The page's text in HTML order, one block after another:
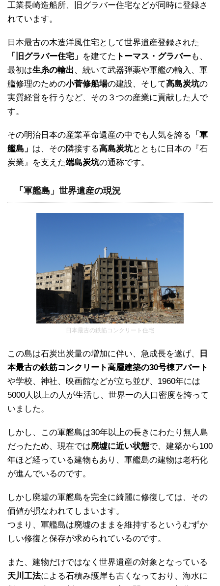
工業長崎造船所、旧グラバー住宅などが同時に登録さ
れています。
日本最古の木造洋風住宅として世界遺産登録された
「旧グラバー住宅」 を建てた トーマス・グラバーも、
最初は生糸の輸出 、続いて武器弾薬や軍艦の輸入、軍
艦修理のための小菅修船場の建設、そして高島炭坑の
実質経営を行うなど、その３つの産業に貢献した人で
す。
その明治日本の産業革命遺産の中でも人気を誇る
「軍
艦島」 は、その隣接する高島炭坑とともに日本の『石
炭業』を支えた端島炭坑の通称です。
「軍艦島」世界遺産の現況
日本最古の鉄筋コンクリート住宅
この島は石炭出炭量の増加に伴い、急成長を遂げ、
日
本最古の鉄筋コンクリート高層建築の30号棟アパート
や学校、神社、映画館などが立ち並び、1960年には
5000人以上の人が生活し、世界一の人口密度を誇って
いました。
しかし、この軍艦島は30年以上の長きにわたり無人島
だったため、現在では廃墟に近い状態で、建築から100
年ほど経っている建物もあり、軍艦島の建物は老朽化
が進んでいるのです。
しかし廃墟の軍艦島を完全に綺麗に修復しては、その
価値が損なわれてしまいます。
つまり、軍艦島は廃墟のままを維持するというむずか
しい修復と保存が求められているのです。
また、建物だけではなく世界遺産の対象となっている
天川工法による石積み護岸も古くなっており、海水に